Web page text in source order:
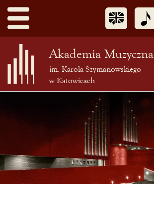
Akademia Muzyczna
im. Karola Szymanowskiego
w Katowicach